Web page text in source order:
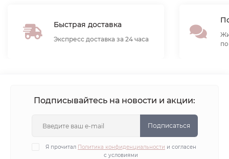
Быстрая доставка
Экспресс доставка за 24 часа
Подписывайтесь на новости и акции:
Подписаться
Я прочитал Политика конфиденциальности и согласен
с условиями